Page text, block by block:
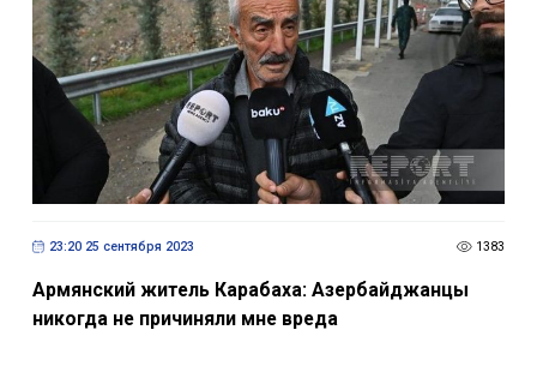
23:20 25 сентября 2023 1383
Армянский житель Карабаха: Азербайджанцы
никогда не причиняли мне вреда